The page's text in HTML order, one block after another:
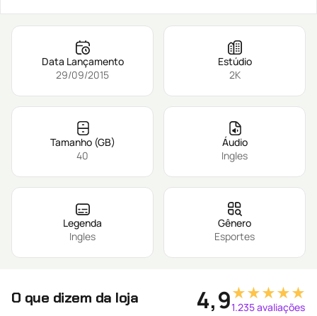
Data Lançamento
29/09/2015
Estúdio
2K
Tamanho (GB)
40
Áudio
Ingles
Legenda
Ingles
Gênero
Esportes
O que dizem da loja 4,9★★★★★
1.235 avaliações